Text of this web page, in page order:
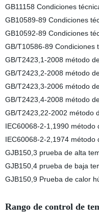
GB11158 Condiciones
GB10589-89 Condiciones
GB10592-89 Condiciones
GB/T10586-89 Condiciones
GB/T2423,1-2008 método
GB/T2423,2-2008 método
GB/T2423,3-2006 método
GB/T2423,4-2008 método
GB/T2423,22-2002 método
IEC60068-2-1,1990
IEC60068-2-2,1974
GJB150,3 prueba de alta
GJB150,4 prueba de baja
GJB150,9 Prueba de calor
Rango de